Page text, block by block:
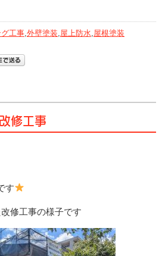
工事 外壁塗装 屋上防水 屋根塗装
修工事
す
修工事の様子です